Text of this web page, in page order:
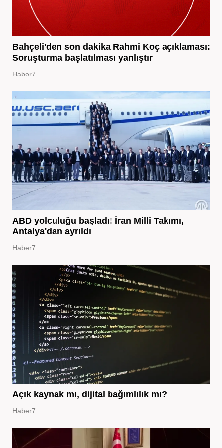
Bahçeli'den son dakika Rahmi Koç açıklaması:
Soruşturma başlatılması yanlıştır
Haber7
ABD yolculuğu başladı! İran Milli Takımı,
Antalya'dan ayrıldı
Haber7
Açık kaynak mı, dijital bağımlılık mı?
Haber7